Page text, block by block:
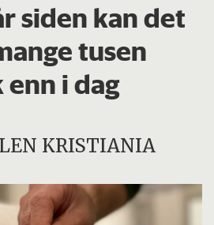
siden kan det
tusen
i dag
KRISTIANIA